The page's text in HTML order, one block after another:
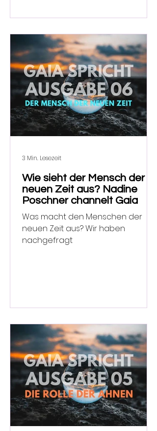
Wie sieht der Mensch der
neuen Zeit aus? Nadine
Poschner channelt Gaia
Was macht den Menschen der
neuen Zeit aus? Wir haben
nachgefragt
3 Min. Lesezeit